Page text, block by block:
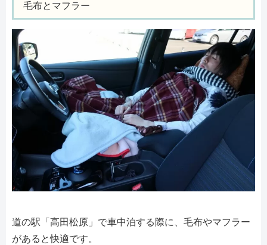
毛布とマフラー
道の駅「高田松原」で車中泊する際に、毛布やマフラー
があると快適です。